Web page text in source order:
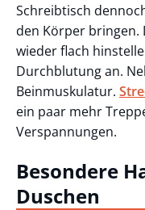
Schreibtisch
den Körper bringen.
wieder flach
Durchblutung an.
Beinmuskulatur.
ein paar mehr
Verspannungen.
Besondere
Duschen